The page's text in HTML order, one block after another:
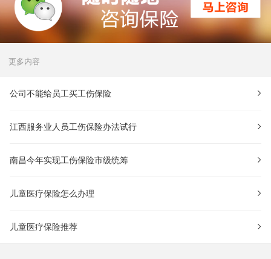
更多内容
公司不能给员工买工伤保险
江西服务业人员工伤保险办法试行
南昌今年实现工伤保险市级统筹
儿童医疗保险怎么办理
儿童医疗保险推荐